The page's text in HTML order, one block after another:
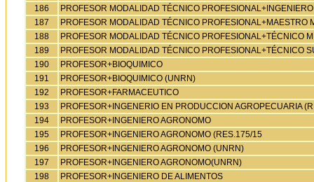
186
PROFESOR MODALIDAD TÉCNICO
187
PROFESOR MODALIDAD TÉCNICO PROFESIONAL+MAESTRO
188
PROFESOR MODALIDAD TÉCNICO PROFESIONAL+TÉCNICO
189
PROFESOR MODALIDAD TÉCNICO PROFESIONAL+TÉCNICO
190
PROFESOR+BIOQUIMICO
191
PROFESOR+BIOQUIMICO (UNRN)
192
PROFESOR+FARMACEUTICO
193
PROFESOR+INGENERIO EN PRODUCCION AGROPECUARIA
194
PROFESOR+INGENIERO AGRONOMO
195
PROFESOR+INGENIERO AGRONOMO (RES.175/15
196
PROFESOR+INGENIERO AGRONOMO (UNRN)
197
PROFESOR+INGENIERO AGRONOMO(UNRN)
198
PROFESOR+INGENIERO DE ALIMENTOS